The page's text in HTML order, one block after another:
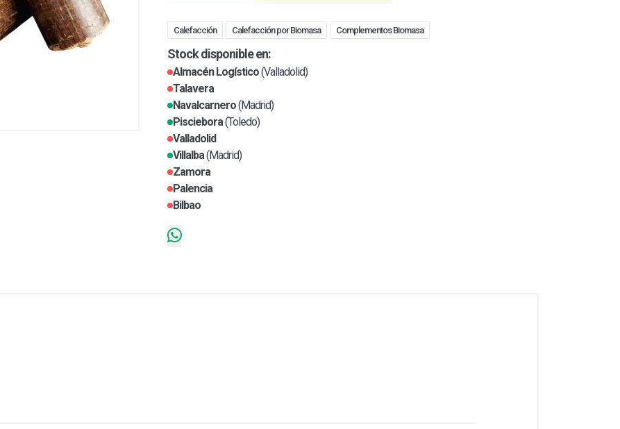
Calefacción Calefacción por Biomasa Complementos Biomasa
Stock disponible en:
Almacén Logístico(Valladolid)
Talavera
Navalcarnero(Madrid)
Pisciebora(Toledo)
Valladolid
Villalba(Madrid)
Zamora
Palencia
Bilbao